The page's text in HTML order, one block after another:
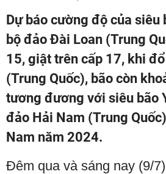
Dự báo cường độ của siêu
bộ đảo Đài Loan (Trung
15, giật trên cấp 17, khi
(Trung Quốc), bão còn
tương đương với siêu bão
đảo Hải Nam (Trung
Nam năm 2024.
Đêm qua và sáng nay (9/